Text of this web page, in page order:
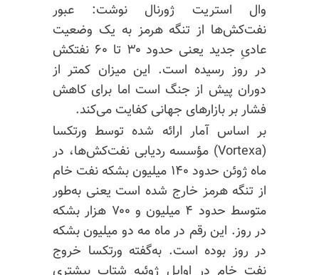
وال استریت ژورنال نوشت: عبور
نفت‌کش‌ها از تنگه هرمز به یک وضعیت
عادیِ جدید یعنی حدود ۳۰ تا ۶۰ نفتکش
در روز رسیده است. این میزان کمتر از
دوران پیش از جنگ است اما برای کاهش
فشار بر بازارهای جهانی کفایت می‌کند.
بر اساس آمار ارائه شده توسط ورتکسا
(Vortexa) مؤسسه ردیابی نفت‌کش‌ها، در
ماه ژوئن حدود ۱۴۰ میلیون بشکه نفت خام
از تنگه هرمز خارج شده است یعنی به‌طور
متوسط حدود ۴ میلیون و ۷۰۰ هزار بشکه
در روز. این رقم در ماه مه دو میلیون بشکه
در روز بوده است. به‌گفته ورتکسا خروج